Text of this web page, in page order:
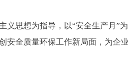
思想为指导，以“安全生产月”
全质量环保工作新局面，为企